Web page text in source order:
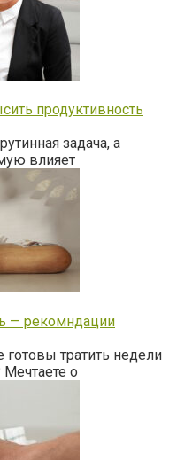
продуктивность
задача, а
влияет
— рекомндации
готовы тратить недели
о